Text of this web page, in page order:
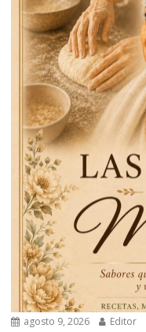
agosto 9, 2026 Editor